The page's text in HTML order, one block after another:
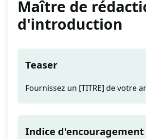
Maître de
d'introduction
Teaser
Fournissez un [TITRE] de votre
Indice d'encouragement